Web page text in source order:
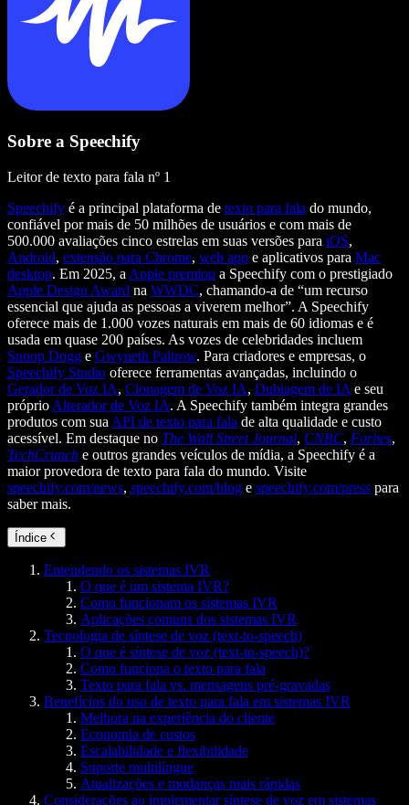
Sobre a Speechify
Leitor de texto para fala nº 1
Speechify é a principal plataforma de texto para fala do mundo,
confiável por mais de 50 milhões de usuários e com mais de
500.000 avaliações cinco estrelas em suas versões para iOS,
Android, extensão para Chrome, web app e aplicativos para Mac
desktop. Em 2025, a Apple premiou a Speechify com o prestigiado
Apple Design Award na WWDC, chamando-a de “um recurso
essencial que ajuda as pessoas a viverem melhor”. A Speechify
oferece mais de 1.000 vozes naturais em mais de 60 idiomas e é
usada em quase 200 países. As vozes de celebridades incluem
Snoop Dogg e Gwyneth Paltrow. Para criadores e empresas, o
Speechify Studio oferece ferramentas avançadas, incluindo o
Gerador de Voz IA, Clonagem de Voz IA, Dublagem de IA e seu
próprio Alterador de Voz IA. A Speechify também integra grandes
produtos com sua API de texto para fala de alta qualidade e custo
acessível. Em destaque no The Wall Street Journal, CNBC, Forbes,
TechCrunch e outros grandes veículos de mídia, a Speechify é a
maior provedora de texto para fala do mundo. Visite
speechify.com/news, speechify.com/blog e speechify.com/press para
saber mais.
Índice
Entendendo os sistemas IVR
O que é um sistema IVR?
Como funcionam os sistemas IVR
Aplicações comuns dos sistemas IVR
Tecnologia de síntese de voz (text-to-speech)
O que é síntese de voz (text-to-speech)?
Como funciona o texto para fala
Texto para fala vs. mensagens pré-gravadas
Benefícios do uso de texto para fala em sistemas IVR
Melhora na experiência do cliente
Economia de custos
Escalabilidade e flexibilidade
Suporte multilíngue
Atualizações e mudanças mais rápidas
Considerações ao implementar síntese de voz em sistemas